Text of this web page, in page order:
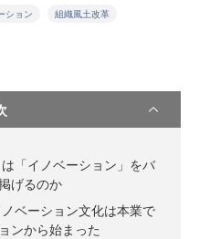
ション 組織風土改革
「イノベーション」をバ
げるのか
ベーション文化は本業で
ンから始まった